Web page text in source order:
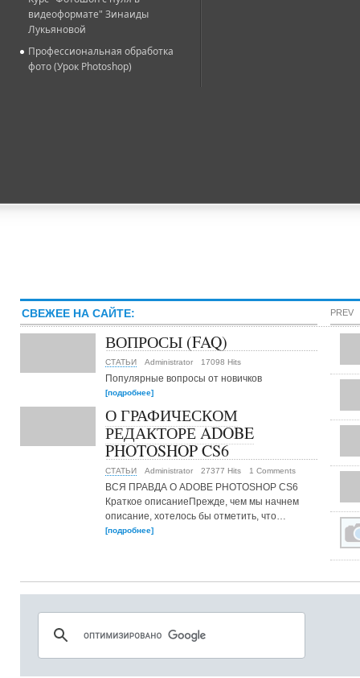
видеоформате" Зинаиды
Лукьяновой
Профессиональная обработка
фото (Урок Photoshop)
СВЕЖЕЕ НА САЙТЕ:
ВОПРОСЫ (FAQ)
СТАТЬИ Administrator 17098 Hits
Популярные вопросы от новичков
[подробнее]
О ГРАФИЧЕСКОМ
РЕДАКТОРЕ ADOBE
PHOTOSHOP CS6
СТАТЬИ Administrator 27377 Hits 1 Comments
ВСЯ ПРАВДА О ADOBE PHOTOSHOP CS6
Краткое описаниеПрежде, чем мы начнем
описание, хотелось бы отметить, что…
[подробнее]
PREV